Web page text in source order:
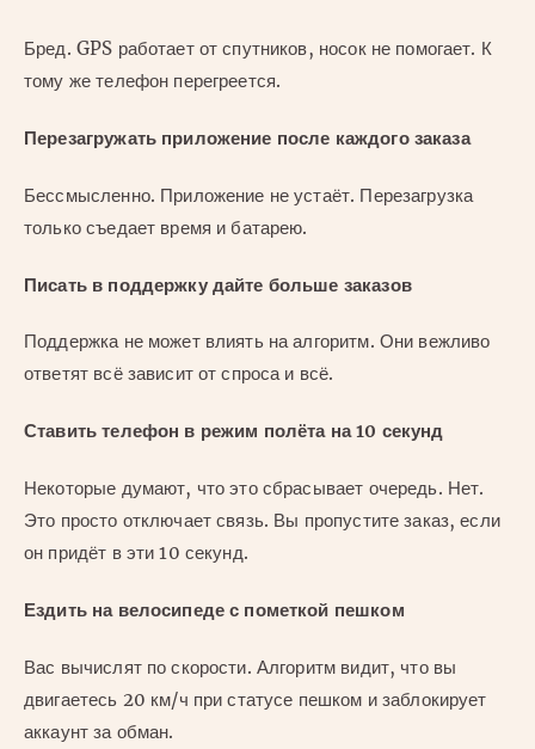
Бред. GPS работает от спутников, носок не помогает. К
тому же телефон перегреется.
Перезагружать приложение после каждого заказа
Бессмысленно. Приложение не устаёт. Перезагрузка
только съедает время и батарею.
Писать в поддержку дайте больше заказов
Поддержка не может влиять на алгоритм. Они вежливо
ответят всё зависит от спроса и всё.
Ставить телефон в режим полёта на 10 секунд
Некоторые думают, что это сбрасывает очередь. Нет.
Это просто отключает связь. Вы пропустите заказ, если
он придёт в эти 10 секунд.
Ездить на велосипеде с пометкой пешком
Вас вычислят по скорости. Алгоритм видит, что вы
двигаетесь 20 км/ч при статусе пешком и заблокирует
аккаунт за обман.